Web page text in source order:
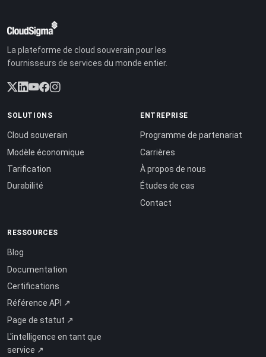
La plateforme de cloud souverain pour les
fournisseurs de services du monde entier.
SOLUTIONS
Cloud souverain
Modèle économique
Tarification
Durabilité
ENTREPRISE
Programme de partenariat
Carrières
À propos de nous
Études de cas
Contact
RESSOURCES
Blog
Documentation
Certifications
Référence API ↗
Page de statut ↗
L'intelligence en tant que
service ↗